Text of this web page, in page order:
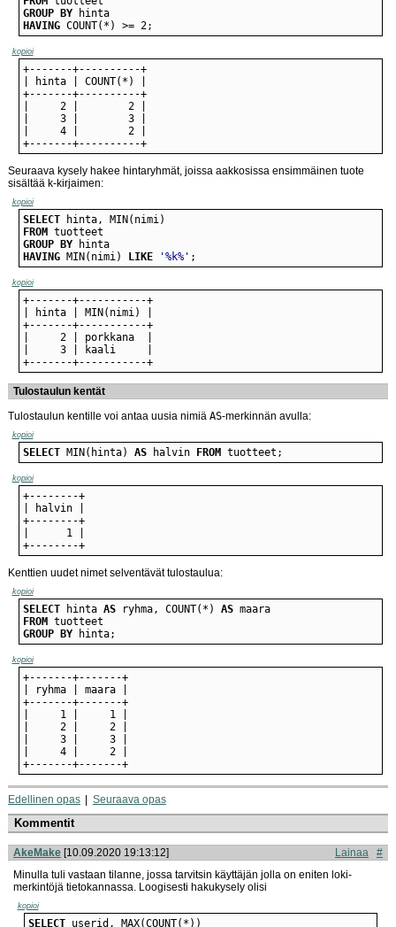
GROUP BY
HAVING COUNT(*) >= 2;
kopioi
+-------+----------+
Seuraava kysely hakee hintaryhmät, joissa aakkosissa ensimmäinen tuote
sisältää k-kirjaimen:
kopioi
SELECT
FROM
GROUP BY
HAVING MIN(nimi) LIKE '%k%' ;
kopioi
+-------+-----------+
Tulostaulun kentät
Tulostaulun kentille voi antaa uusia nimiä AS-merkinnän avulla:
kopioi
SELECT MIN(hinta) AS halvin FROM tuotteet;
kopioi
+--------+
Kenttien uudet nimet selventävät tulostaulua:
kopioi
SELECT hinta AS ryhma, COUNT(*) AS
FROM
GROUP
BY hinta;
kopioi
+-------+-------+
Edellinen opas Seuraava opas
Kommentit
AkeMake [10.09.2020 19:13:12] Lainaa
#
Minulla tuli vastaan tilanne, jossa tarvitsin käyttäjän jolla on eniten loki-
merkintöjä tietokannassa. Loogisesti hakukysely olisi
kopioi
SELECT